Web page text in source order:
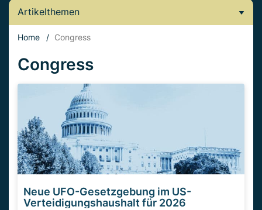
Artikelthemen
Home / Congress
Congress
Neue UFO-Gesetzgebung im US-
Verteidigungshaushalt für 2026